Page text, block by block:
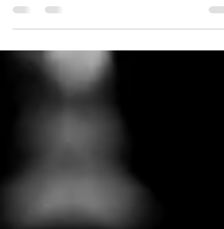
D'Amore per "Uomo in Mare